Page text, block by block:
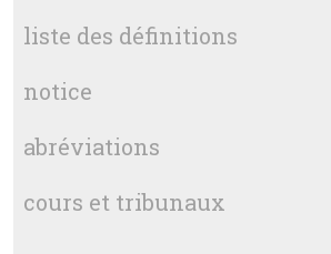
liste des définitions
notice
abréviations
cours et tribunaux